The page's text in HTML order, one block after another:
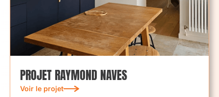
PROJET RAYMOND NAVES
Voir le projet